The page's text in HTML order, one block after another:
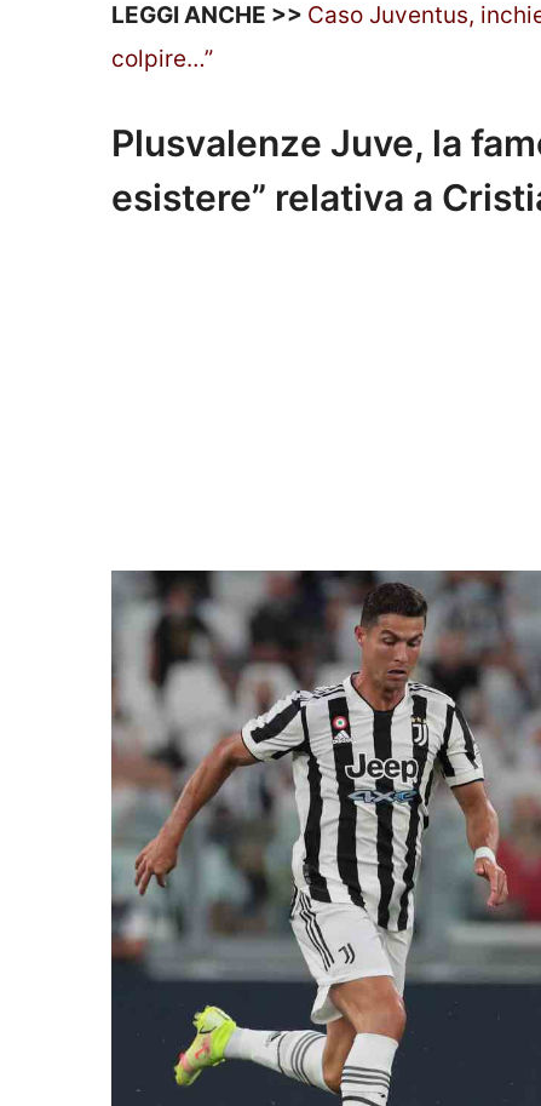
LEGGI ANCHE >> Caso Juventus,
colpire…”
Plusvalenze Juve, la
esistere” relativa a